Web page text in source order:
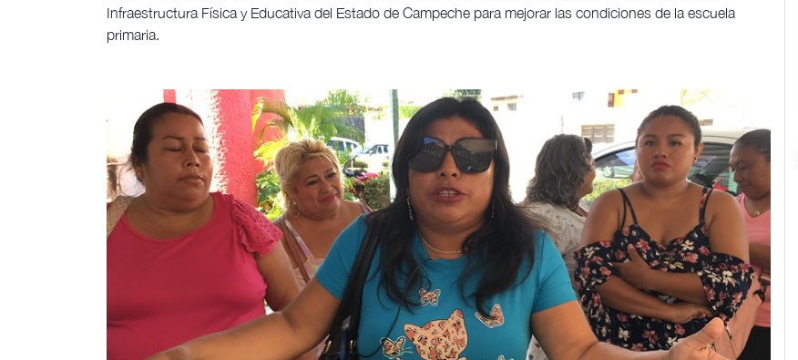
Infraestructura Física y Educativa del Estado de Campeche para mejorar las condiciones de la escuela
primaria.